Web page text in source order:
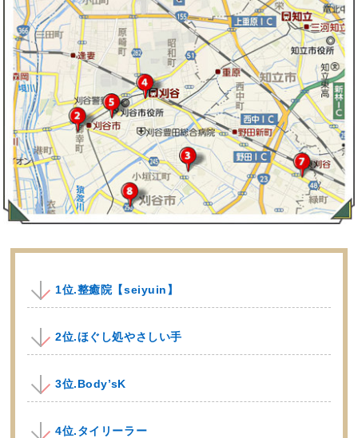
1位.整癒院【seiyuin】
2位.ほぐし処やさしい手
3位.Body’sK
4位.タイリーラー